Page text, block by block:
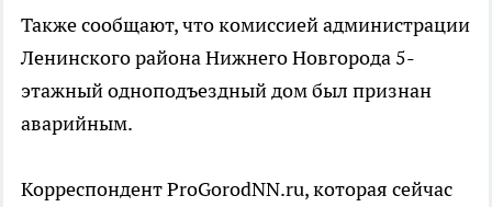
Также сообщают, что комиссией администрации
Ленинского района Нижнего Новгорода 5-
этажный одноподъездный дом был признан
аварийным.
Корреспондент ProGorodNN.ru, которая сейчас